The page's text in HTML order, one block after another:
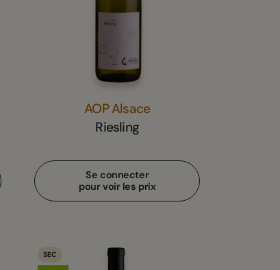
AOP Alsace
Riesling
Se connecter
pour voir les prix
SEC